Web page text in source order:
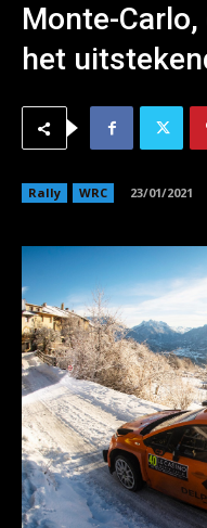
Monte-
het
Rally WRC 23/01/2021